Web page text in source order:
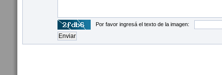
Por favor ingresá el texto de la imagen: